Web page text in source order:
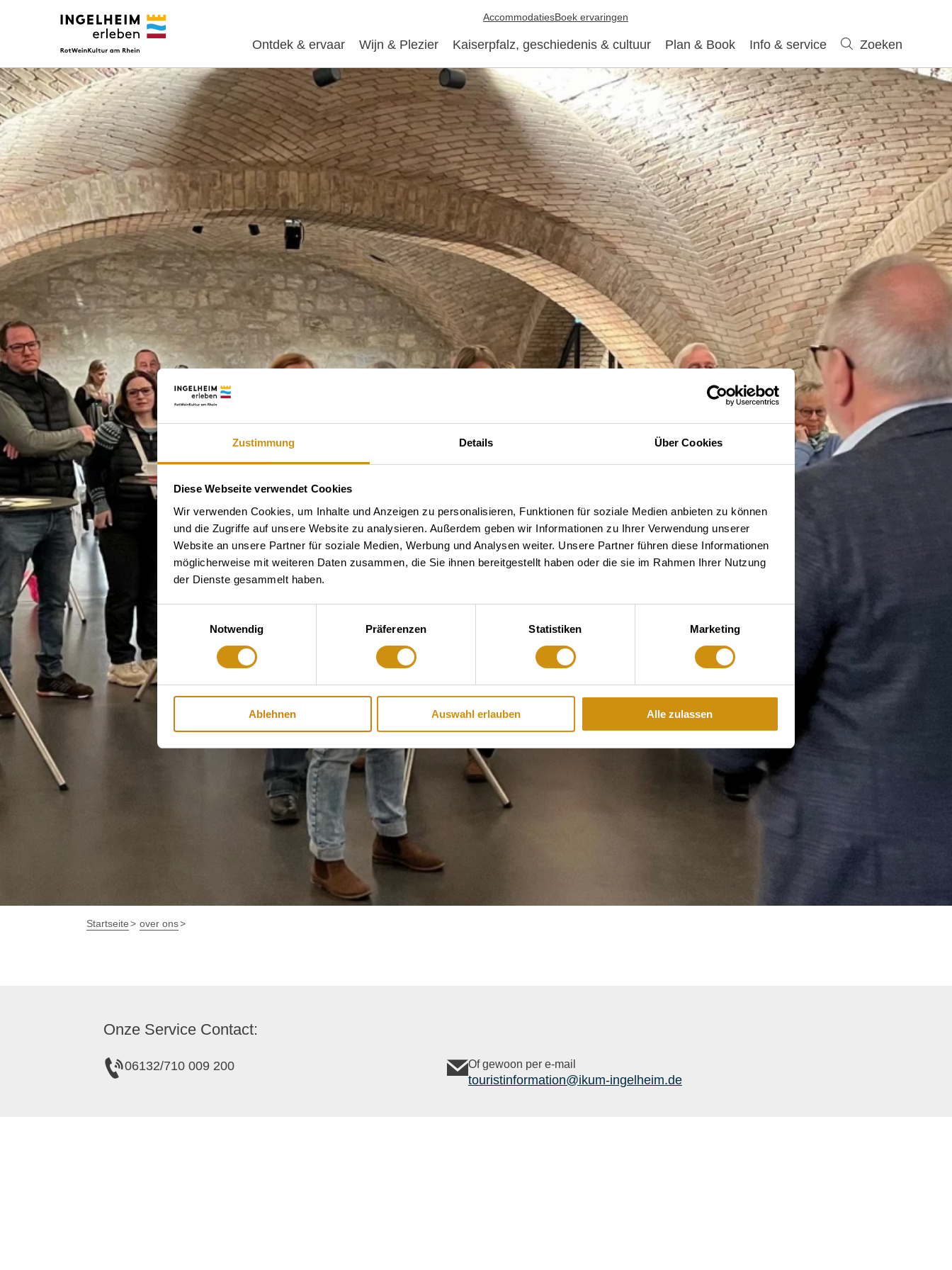
Zustimmung Details Über Cookies
Diese Webseite verwendet Cookies
Wir verwenden Cookies, um Inhalte und Anzeigen zu personalisieren, Funktionen für soziale Medien anbieten zu können
und die Zugriffe auf unsere Website zu analysieren. Außerdem geben wir Informationen zu Ihrer Verwendung unserer
Website an unsere Partner für soziale Medien, Werbung und Analysen weiter. Unsere Partner führen diese Informationen
möglicherweise mit weiteren Daten zusammen, die Sie ihnen bereitgestellt haben oder die sie im Rahmen Ihrer Nutzung
der Dienste gesammelt haben.
Notwendig
Präferenzen Statistiken Marketing
Ablehnen Auswahl erlauben Alle zulassen
Zoeken
Ontdek & ervaar Wijn & Plezier Kaiserpfalz, geschiedenis & cultuur Plan & Book Info & service Zoeken
AccommodatiesBoek ervaringen
Startseite over ons
Onze Service Contact:
06132/710 009 200 Of gewoon per e-mail
touristinformation@ikum-ingelheim.de